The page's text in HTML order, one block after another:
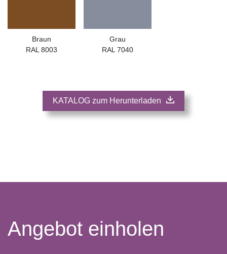
Braun
RAL 8003
Grau
RAL 7040
KATALOG zum Herunterladen
Angebot einholen